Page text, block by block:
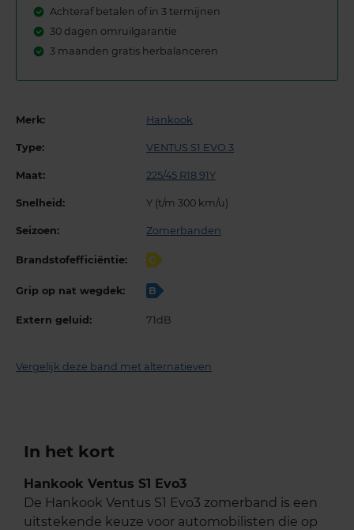
Achteraf betalen of in 3 termijnen
30 dagen omruilgarantie
3 maanden gratis herbalanceren
Merk: Hankook
Type: VENTUS S1 EVO 3
Maat: 225/45 R18 91Y
Snelheid: Y (t/m 300 km/u)
Seizoen: Zomerbanden
Brandstofefficiëntie: C
Grip op nat wegdek: B
Extern geluid: 71dB
Vergelijk deze band met alternatieven
In het kort
Hankook Ventus S1 Evo3
De Hankook Ventus S1 Evo3 zomerband is een
uitstekende keuze voor automobilisten die op